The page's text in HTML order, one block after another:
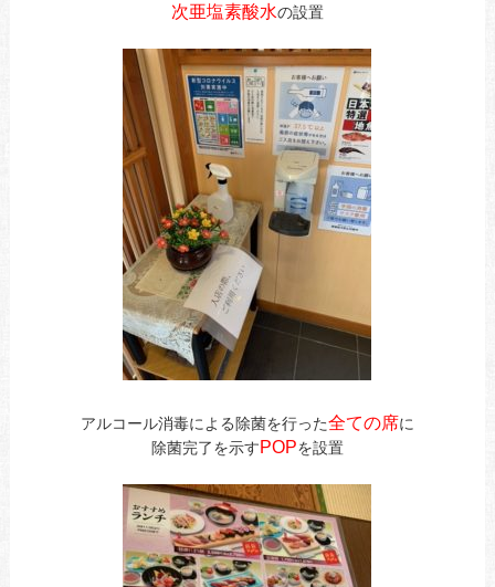
次亜塩素酸水の設置
アルコール消毒による除菌を行った全ての席に
除菌完了を示すPOPを設置